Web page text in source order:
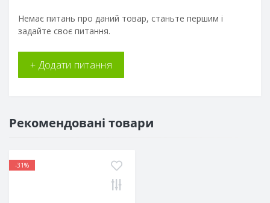
Немає питань про даний товар, станьте першим і
задайте своє питання.
+ Додати питання
Рекомендовані товари
-31%